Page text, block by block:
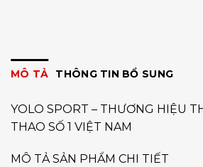
MÔ TẢ THÔNG TIN BỔ SUNG
YOLO SPORT – THƯƠNG HIỆU
THAO SỐ 1 VIỆT NAM
MÔ TẢ SẢN PHẨM CHI TIẾT